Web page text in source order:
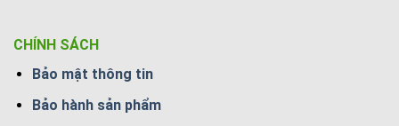
CHÍNH SÁCH
Bảo mật thông tin
Bảo hành sản phẩm